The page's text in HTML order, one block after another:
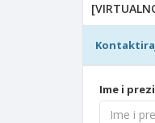
Ime i